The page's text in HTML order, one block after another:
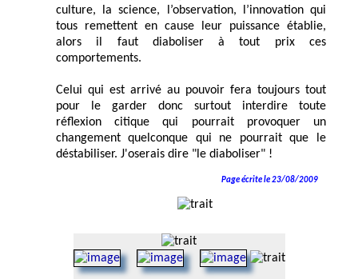
culture, la science, l’observation, l’innovation qui
tous remettent en cause leur puissance établie,
alors il faut diaboliser à tout prix ces
comportements.
Celui qui est arrivé au pouvoir fera toujours tout
pour le garder donc surtout interdire toute
réflexion citique qui pourrait provoquer un
changement quelconque qui ne pourrait que le
déstabiliser. J'oserais dire "le diaboliser" !
Page écrite le 23/08/2009